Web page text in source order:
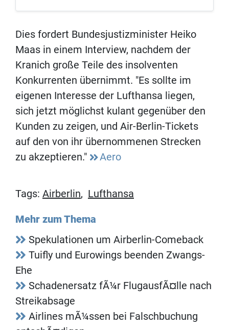
Dies fordert Bundesjustizminister Heiko
Maas in einem Interview, nachdem der
Kranich große Teile des insolventen
Konkurrenten übernimmt. "Es sollte im
eigenen Interesse der Lufthansa liegen,
sich jetzt möglichst kulant gegenüber den
Kunden zu zeigen, und Air-Berlin-Tickets
auf den von ihr übernommenen Strecken
zu akzeptieren."
Aero
Tags: Airberlin, Lufthansa
Mehr zum Thema
Spekulationen um Airberlin-Comeback
Tuifly und Eurowings beenden Zwangs-
Ehe
Schadenersatz fÃ¼r FlugausfÃ¤lle nach
Streikabsage
Airlines mÃ¼ssen bei Falschbuchung